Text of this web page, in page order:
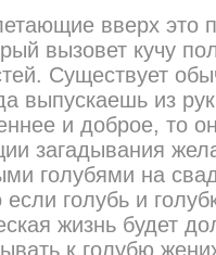
вверх это
вызовет кучу
Существует
выпускаешь из
и доброе, то
загадывания
голубями на
голубь и
жизнь будет
к голубю